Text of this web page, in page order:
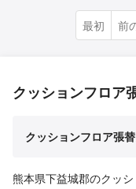
最初 前
クッションフロア
クッションフロア張
熊本県下益城郡のクッ